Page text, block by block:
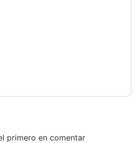
primero en comentar